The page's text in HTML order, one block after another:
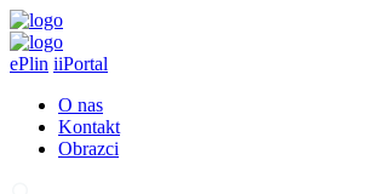
ePlin iiPortal
O nas
Kontakt
Obrazci